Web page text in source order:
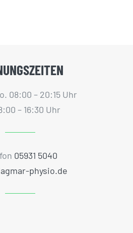
08:00 – 20:15 Uhr
– 16:30 Uhr
05931 5040
physio.de